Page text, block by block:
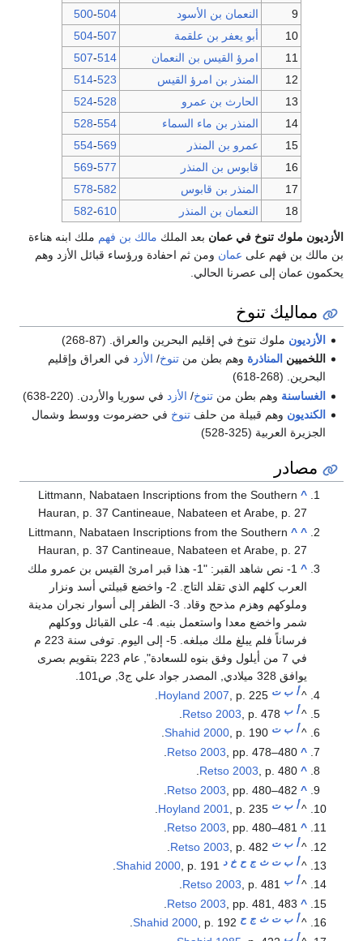
9
النعمان بن الأسود 500-504
10
أبو يعفر بن علقمة 504-507
11
امرؤ القيس بن النعمان 507-514
12
المنذر بن امرؤ القيس 514-523
13
الحارث بن عمرو 524-528
14
المنذر بن ماء السماء 528-554
15
عمرو بن المنذر 554-569
16
قابوس بن المنذر 569-577
17
المنذر بن قابوس 578-582
18
النعمان بن المنذر 582-610
الأزديون ملوك تنوخ في عمان بعد الملك مالك بن فهم ملك ابنه هناءة
بن مالك بن فهم على عمان ومن ثم احفادة ورؤساء قبائل الأزد وهم
يحكمون عمان إلى عصرنا الحالي.
مماليك تنوخ
الأزديون ملوك تنوخ في إقليم البحرين والعراق. (87-268)
اللخميين المناذرة وهم بطن منتنوخ/ الأزد في العراق وإقليم
البحرين. (268-618)
الغساسنة وهم بطن منتنوخ/ الأزد في سوريا والأردن. (220-638)
الكنديون وهم قبيلة من حلفتنوخ في حضرموت ووسط وشمال
الجزيرة العربية (325-528)
مصادر
^
Littmann, Nabataen Inscriptions from the Southern
Hauran, p. 37 Cantineaue, Nabateen et Arabe, p. 27
^
^
Littmann, Nabataen Inscriptions from the Southern
Hauran, p. 37 Cantineaue, Nabateen et Arabe, p. 27
^
1- نص شاهد القبر: "1- هذا قبر امرئ القيس بن عمرو ملك
العرب كلهم الذي تقلد التاج. 2- واخضع قبيلتي أسد ونزار
وملوكهم وهزم مذحج وقاد. 3- الظفر إلى أسوار نجران مدينة
شمر واخضع معدا واستعمل بنيه. 4- على القبائل ووكلهم
فرساناً فلم يبلغ ملك مبلغه. 5- إلى اليوم. توفى سنة 223 م
في 7 من أيلول وفق بنوه للسعادة", عام 223 بتقويم بصرى
يوافق 328 ميلادي, المصدر جواد علي ج3, ص101.
^أ ب ت Hoyland 2007 , p. 225.
^أ ب Retso 2003 , p. 478.
^أ ب ت Shahid 2000, p. 190.
^
Retso 2003 , pp. 478–480.
^
Retso 2003 , p. 480.
^
Retso 2003 , pp. 480–482.
^أ ب ت Hoyland 2001
, p. 235.
^
Retso 2003, pp. 480–481.
^أ ب ت Retso 2003 , p. 482.
^أ ب ت ث ج ح خ د Shahid 2000 , p. 191.
^أ ب Retso 2003, p. 481.
^
Retso 2003 , pp. 481, 483.
^أ ب ت ث ج ح Shahid 2000, p. 192.
أ ب